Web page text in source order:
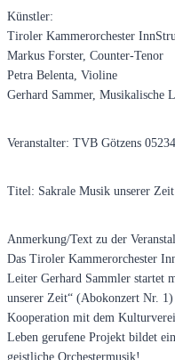
Künstler:
Tiroler Kammerorchester
Markus Forster, Counter-Tenor
Petra Belenta, Violine
Gerhard Sammer, Musikalische
Veranstalter: TVB Götzens
Titel: Sakrale Musik unserer
Anmerkung/Text zu der
Das Tiroler Kammerorchester
Leiter Gerhard Sammler startet
unserer Zeit“ (Abokonzert Nr.
Kooperation mit dem
Leben gerufene Projekt bildet
geistliche Orchestermusik!